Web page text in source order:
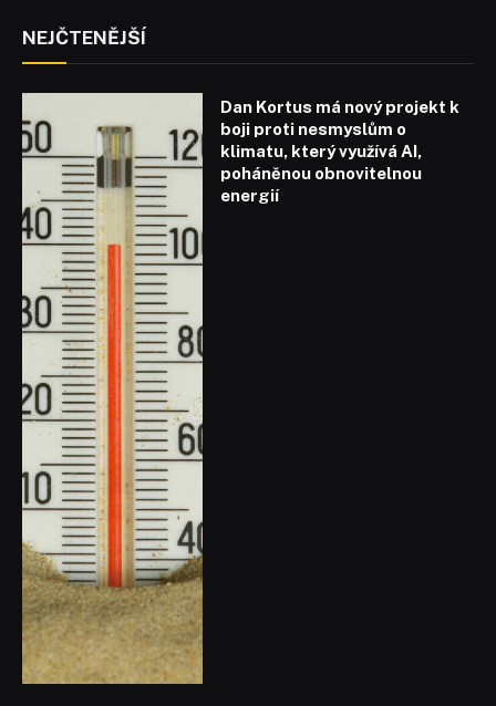
NEJČTENĚJŠÍ
Dan Kortus má nový projekt k
boji proti nesmyslům o
klimatu, který využívá AI,
poháněnou obnovitelnou
energií